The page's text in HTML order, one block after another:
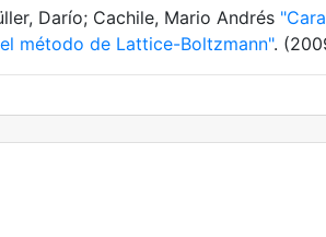
Darío; Cachile, Mario Andrés
método de Lattice-Boltzmann".